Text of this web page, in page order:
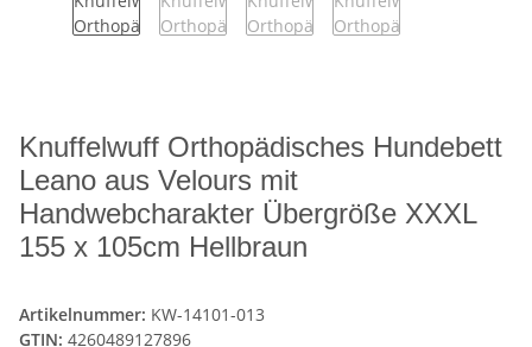
Knuffelwuff Orthopädisches Hundebett
Leano aus Velours mit
Handwebcharakter Übergröße XXXL
155 x 105cm Hellbraun
Artikelnummer: KW-14101-013
GTIN: 4260489127896